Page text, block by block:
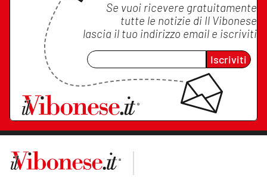
Se vuoi ricevere gratuitamente
tutte le notizie di Il Vibonese
lascia il tuo indirizzo email e iscriviti
Iscriviti